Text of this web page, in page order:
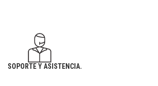
SOPORTE Y ASISTENCIA.